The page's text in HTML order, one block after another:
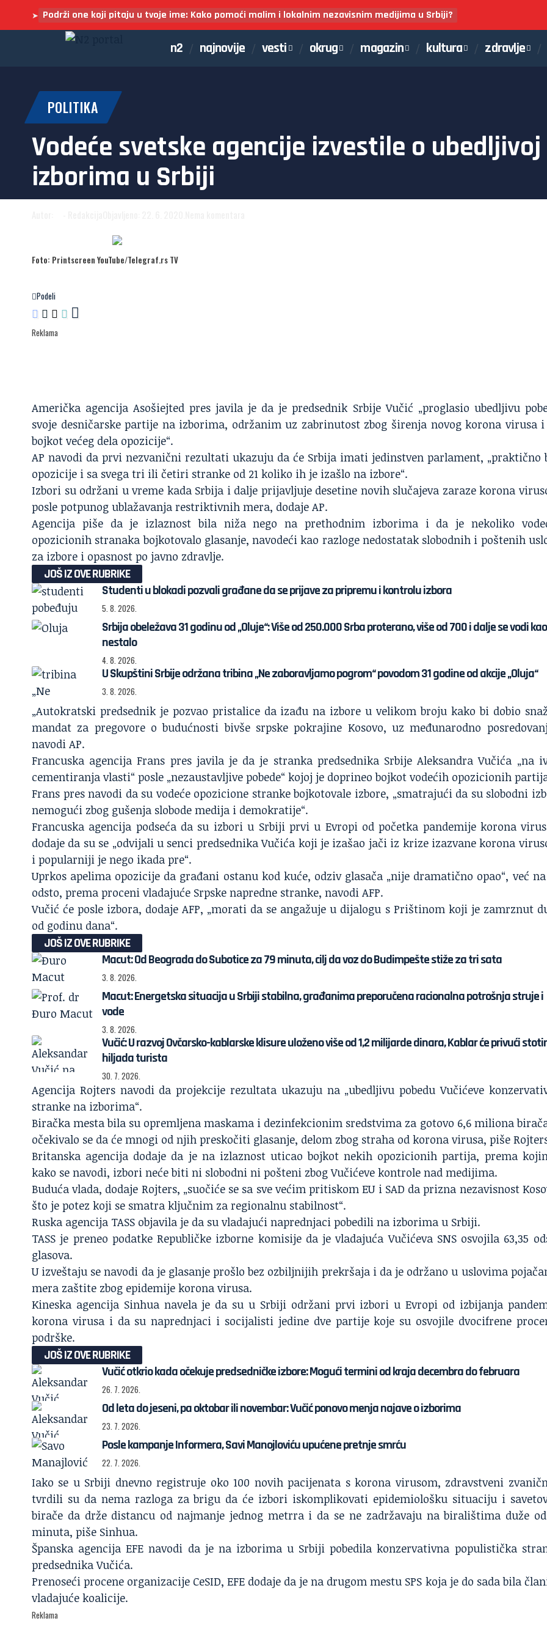
➤ Podrži one koji pitaju u tvoje ime: Kako pomoći malim i lokalnim nezavisnim medijima u Srbiji?
n2 najnovije vesti okrug magazin kultura zdravlje
POLITIKA
Vodeće svetske agencije izvestile o
izborima u Srbiji
Foto: Printscreen YouTube/Telegraf.rs TV
Podeli
Reklama
Američka agencija Asošiejted pres javila je da je predsednik Srbije Vučić „proglasio ubedljivu
svoje desničarske partije na izborima, održanim uz zabrinutost zbog širenja novog korona virusa
bojkot većeg dela opozicije“.
AP navodi da prvi nezvanični rezultati ukazuju da će Srbija imati jedinstven parlament, „praktično
opozicije i sa svega tri ili četiri stranke od 21 koliko ih je izašlo na izbore“.
Izbori su održani u vreme kada Srbija i dalje prijavljuje desetine novih slučajeva zaraze korona
posle potpunog ublažavanja restriktivnih mera, dodaje AP.
Agencija piše da je izlaznost bila niža nego na prethodnim izborima i da je nekoliko
opozicionih stranaka bojkotovalo glasanje, navodeći kao razloge nedostatak slobodnih i poštenih
za izbore i opasnost po javno zdravlje.
JOŠ IZ OVE RUBRIKE
Studenti u blokadi pozvali građane da se prijave za pripremu i kontrolu izbora
5. 8. 2026.
Srbija obeležava 31 godinu od „Oluje“: Više od 250.000 Srba proterano, više od 700 i dalje se vodi kao
nestalo
4. 8. 2026.
U Skupštini Srbije održana tribina „Ne zaboravljamo pogrom“ povodom 31 godine od akcije „Oluja“
3. 8. 2026.
„Autokratski predsednik je pozvao pristalice da izađu na izbore u velikom broju kako bi dobio
mandat za pregovore o budućnosti bivše srpske pokrajine Kosovo, uz međunarodno
navodi AP.
Francuska agencija Frans pres javila je da je stranka predsednika Srbije Aleksandra Vučića „na
cementiranja vlasti“ posle „nezaustavljive pobede“ kojoj je doprineo bojkot vodećih opozicionih
Frans pres navodi da su vodeće opozicione stranke bojkotovale izbore, „smatrajući da su slobodni
nemogući zbog gušenja slobode medija i demokratije“.
Francuska agencija podseća da su izbori u Srbiji prvi u Evropi od početka pandemije korona
dodaje da su se „odvijali u senci predsednika Vučića koji je izašao jači iz krize izazvane korona
i popularniji je nego ikada pre“.
Uprkos apelima opozicije da građani ostanu kod kuće, odziv glasača „nije dramatično opao“, već
odsto, prema proceni vladajuće Srpske napredne stranke, navodi AFP.
Vučić će posle izbora, dodaje AFP, „morati da se angažuje u dijalogu s Prištinom koji je zamrznut
od godinu dana“.
JOŠ IZ OVE RUBRIKE
Macut: Od Beograda do Subotice za 79 minuta, cilj da voz do Budimpešte stiže za tri sata
3. 8. 2026.
Macut: Energetska situacija u Srbiji stabilna, građanima preporučena racionalna potrošnja struje i
vode
3. 8. 2026.
Vučić: U razvoj Ovčarsko-kablarske klisure uloženo više od 1,2 milijarde dinara, Kablar će privući
hiljada turista
30. 7. 2026.
Agencija Rojters navodi da projekcije rezultata ukazuju na „ubedljivu pobedu Vučićeve
stranke na izborima“.
Biračka mesta bila su opremljena maskama i dezinfekcionim sredstvima za gotovo 6,6 miliona
očekivalo se da će mnogi od njih preskočiti glasanje, delom zbog straha od korona virusa, piše
Britanska agencija dodaje da je na izlaznost uticao bojkot nekih opozicionih partija, prema
kako se navodi, izbori neće biti ni slobodni ni pošteni zbog Vučićeve kontrole nad medijima.
Buduća vlada, dodaje Rojters, „suočiće se sa sve većim pritiskom EU i SAD da prizna nezavisnost
što je potez koji se smatra ključnim za regionalnu stabilnost“.
Ruska agencija TASS objavila je da su vladajući naprednjaci pobedili na izborima u Srbiji.
TASS je preneo podatke Republičke izborne komisije da je vladajuća Vučićeva SNS osvojila 63,35
glasova.
U izveštaju se navodi da je glasanje prošlo bez ozbiljnijih prekršaja i da je održano u uslovima
mera zaštite zbog epidemije korona virusa.
Kineska agencija Sinhua navela je da su u Srbiji održani prvi izbori u Evropi od izbijanja
korona virusa i da su naprednjaci i socijalisti jedine dve partije koje su osvojile dvocifrene
podrške.
JOŠ IZ OVE RUBRIKE
Vučić otkrio kada očekuje predsedničke izbore: Mogući termini od kraja decembra do februara
26. 7. 2026.
Od leta do jeseni, pa oktobar ili novembar: Vučić ponovo menja najave o izborima
23. 7. 2026.
Posle kampanje Informera, Savi Manojloviću upućene pretnje smrću
22. 7. 2026.
Iako se u Srbiji dnevno registruje oko 100 novih pacijenata s korona virusom, zdravstveni
tvrdili su da nema razloga za brigu da će izbori iskomplikovati epidemiološku situaciju i
birače da drže distancu od najmanje jednog metrra i da se ne zadržavaju na biralištima duže od
minuta, piše Sinhua.
Španska agencija EFE navodi da je na izborima u Srbiji pobedila konzervativna populistička
predsednika Vučića.
Prenoseći procene organizacije CeSID, EFE dodaje da je na drugom mestu SPS koja je do sada bila
vladajuće koalicije.
Reklama